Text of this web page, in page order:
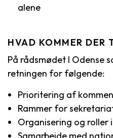
alene
HVAD KOMMER DER
På rådsmødet I Odense
retningen for følgende:
Prioritering af
Rammer for
Organisering og roller